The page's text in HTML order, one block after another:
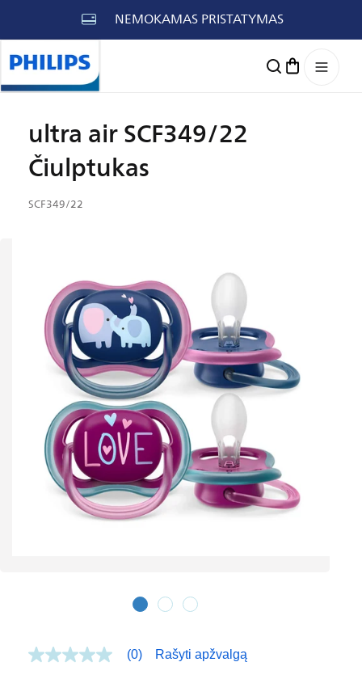
NEMOKAMAS PRISTATYMAS
Krepšelis
ultra air SCF349/22
Čiulptukas
SKU
SCF349/22
Nėra
(0) Rašyti apžvalgą